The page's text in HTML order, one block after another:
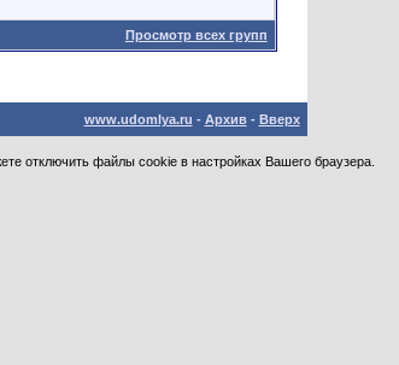
Просмотр всех групп
www.udomlya.ru - Архив- Вверх
отключить файлы cookie в настройках Вашего браузера.